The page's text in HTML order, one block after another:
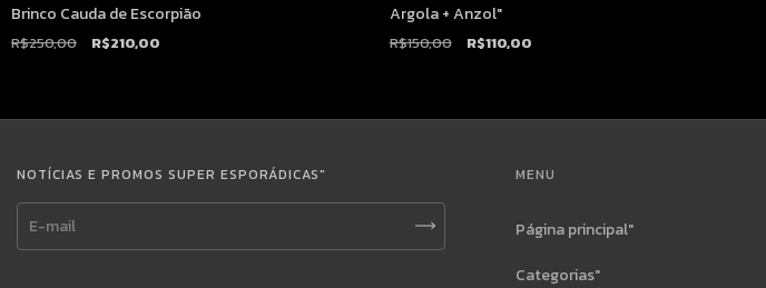
Brinco Cauda de Escorpião
R$250,00 R$210,00
Argola + Anzol"
R$150,00 R$110,00
NOTÍCIAS E PROMOS SUPER ESPORÁDICAS" MENU
Página principal"
Categorias"